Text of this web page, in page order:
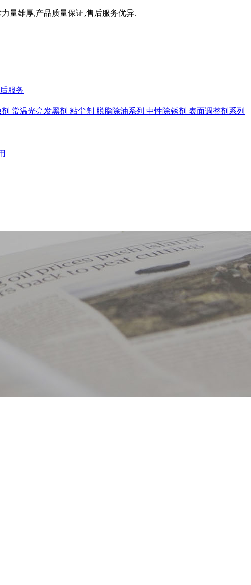
量雄厚,产品质量保证,售后服务优异.
服务
常温光亮发黑剂 粘尘剂 脱脂除油系列 中性除锈剂 表面调整剂系列